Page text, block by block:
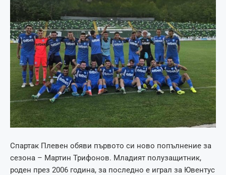
Спартак Плевен обяви първото си ново попълнение за
сезона – Мартин Трифонов. Младият полузащитник,
роден през 2006 година, за последно е играл за Ювентус